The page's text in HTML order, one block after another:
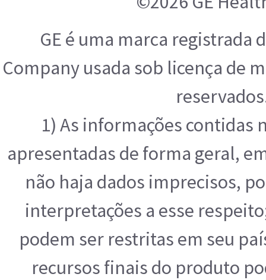
GE é uma marca registrada
Company usada sob licença de
1) As informações contidas
apresentadas de forma geral,
não haja dados imprecisos,
interpretações a esse
podem ser restritas em seu
recursos finais do produto